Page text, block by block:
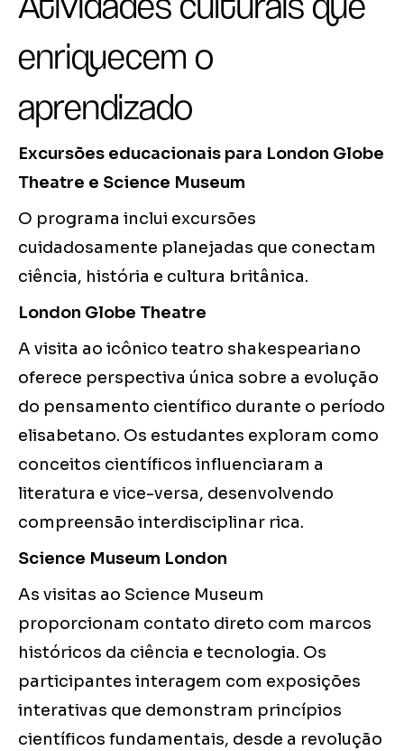
enriquecem o
aprendizado
Excursões educacionais para London Globe
Theatre e Science Museum
O programa inclui excursões
cuidadosamente planejadas que conectam
ciência, história e cultura britânica.
London Globe Theatre
A visita ao icônico teatro shakespeariano
oferece perspectiva única sobre a evolução
do pensamento científico durante o período
elisabetano. Os estudantes exploram como
conceitos científicos influenciaram a
literatura e vice-versa, desenvolvendo
compreensão interdisciplinar rica.
Science Museum London
As visitas ao Science Museum
proporcionam contato direto com marcos
históricos da ciência e tecnologia. Os
participantes interagem com exposições
interativas que demonstram princípios
científicos fundamentais, desde a revolução